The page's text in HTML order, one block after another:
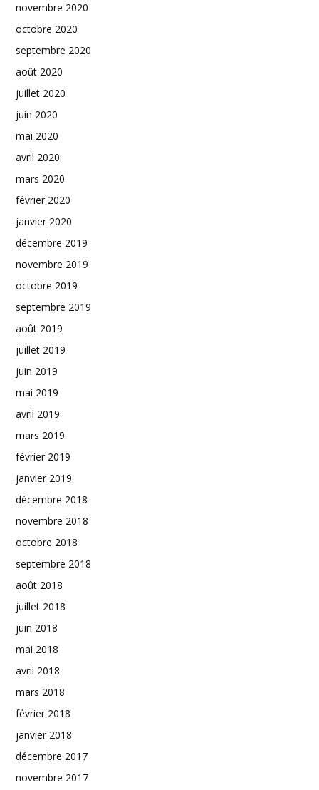
novembre 2020
octobre 2020
septembre 2020
août 2020
juillet 2020
juin 2020
mai 2020
avril 2020
mars 2020
février 2020
janvier 2020
décembre 2019
novembre 2019
octobre 2019
septembre 2019
août 2019
juillet 2019
juin 2019
mai 2019
avril 2019
mars 2019
février 2019
janvier 2019
décembre 2018
novembre 2018
octobre 2018
septembre 2018
août 2018
juillet 2018
juin 2018
mai 2018
avril 2018
mars 2018
février 2018
janvier 2018
décembre 2017
novembre 2017